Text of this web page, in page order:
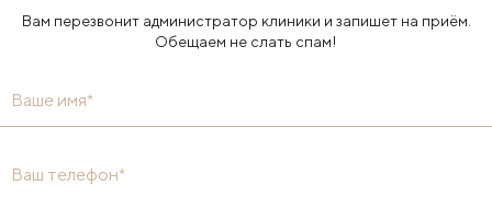
Вам перезвонит администратор клиники и запишет на приём.
Обещаем не слать спам!
Ваше имя*
Ваш телефон*